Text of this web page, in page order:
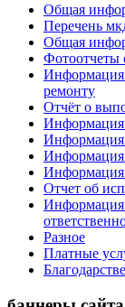
Общая
Перечень
Общая
Фотоотчеты
Информация
ремонту
Отчёт о
Информация
Информация
Информация
Информация
Отчет об
Информация
Разное
Платные